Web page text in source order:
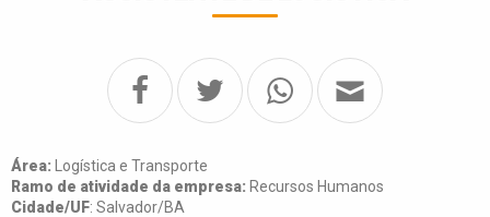
Área: Logística e Transporte
Ramo de atividade da empresa: Recursos Humanos
Cidade/UF: Salvador/BA